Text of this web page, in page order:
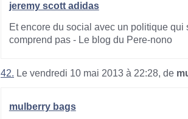
jeremy scott adidas
Et encore du social avec un politique qui
comprend pas - Le blog du Pere-nono
42. Le vendredi 10 mai 2013 à 22:28, de
mulberry bags